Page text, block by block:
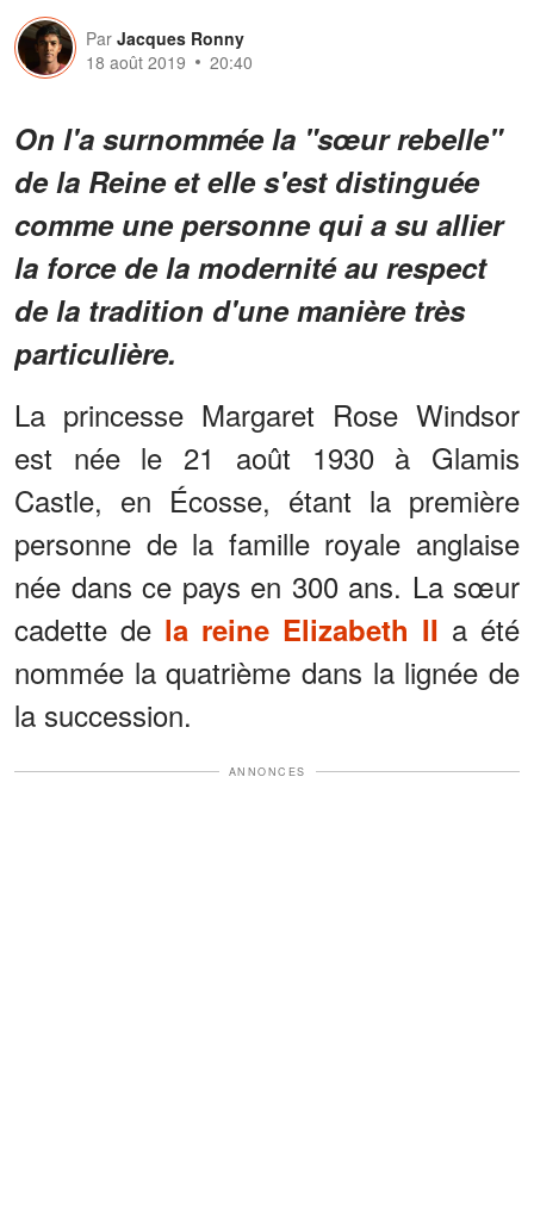
Par Jacques Ronny
18 août 2019
20:40
On l'a surnommée la "sœur rebelle"
de la Reine et elle s'est distinguée
comme une personne qui a su allier
la force de la modernité au respect
de la tradition d'une manière très
particulière.
La princesse Margaret Rose Windsor
est née le 21 août 1930 à Glamis
Castle, en Écosse, étant la première
personne de la famille royale anglaise
née dans ce pays en 300 ans. La sœur
cadette de la reine Elizabeth II a été
nommée la quatrième dans la lignée de
la succession.
ANNONCES